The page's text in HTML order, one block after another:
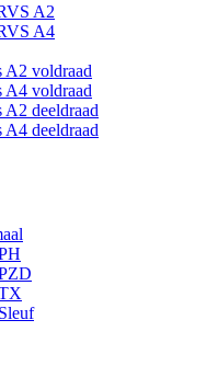
A2
A4
A2 voldraad
A4 voldraad
deeldraad
deeldraad